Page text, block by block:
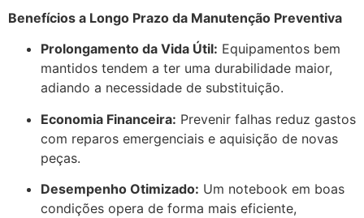
Benefícios a Longo Prazo da Manutenção Preventiva
Prolongamento da Vida Útil: Equipamentos bem
mantidos tendem a ter uma durabilidade maior,
adiando a necessidade de substituição.
Economia Financeira: Prevenir falhas reduz gastos
com reparos emergenciais e aquisição de novas
peças.
Desempenho Otimizado: Um notebook em boas
condições opera de forma mais eficiente,